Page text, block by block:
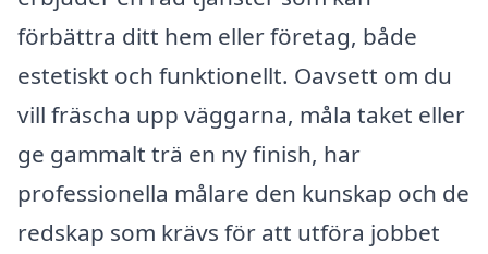
förbättra ditt hem eller företag, både
estetiskt och funktionellt. Oavsett om du
vill fräscha upp väggarna, måla taket eller
ge gammalt trä en ny finish, har
professionella målare den kunskap och de
redskap som krävs för att utföra jobbet